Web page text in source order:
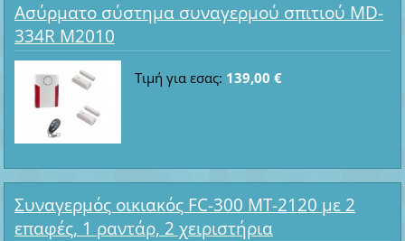
Ασύρματο σύστημα συναγερμού σπιτιού MD-
334R M2010
Τιμή για εσας: 139,00 €
Συναγερμός οικιακός FC-300 MT-2120 με 2
επαφές, 1 ραντάρ, 2 χειριστήρια